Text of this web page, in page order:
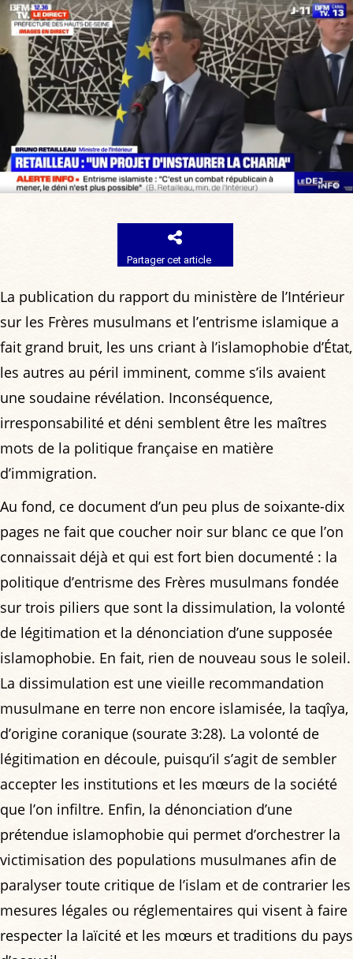
Partager cet article
La publication du rapport du ministère de l’Intérieur
sur les Frères musulmans et l’entrisme islamique a
fait grand bruit, les uns criant à l’islamophobie d’État,
les autres au péril imminent, comme s’ils avaient
une soudaine révélation. Inconséquence,
irresponsabilité et déni semblent être les maîtres
mots de la politique française en matière
d’immigration.
Au fond, ce document d’un peu plus de soixante-dix
pages ne fait que coucher noir sur blanc ce que l’on
connaissait déjà et qui est fort bien documenté : la
politique d’entrisme des Frères musulmans fondée
sur trois piliers que sont la dissimulation, la volonté
de légitimation et la dénonciation d’une supposée
islamophobie. En fait, rien de nouveau sous le soleil.
La dissimulation est une vieille recommandation
musulmane en terre non encore islamisée, la taqîya,
d’origine coranique (sourate 3:28). La volonté de
légitimation en découle, puisqu’il s’agit de sembler
accepter les institutions et les mœurs de la société
que l’on infiltre. Enfin, la dénonciation d’une
prétendue islamophobie qui permet d’orchestrer la
victimisation des populations musulmanes afin de
paralyser toute critique de l’islam et de contrarier les
mesures légales ou réglementaires qui visent à faire
respecter la laïcité et les mœurs et traditions du pays